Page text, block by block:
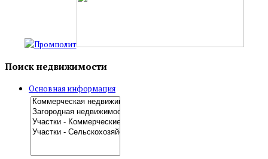
Поиск недвижимости
Основная информация